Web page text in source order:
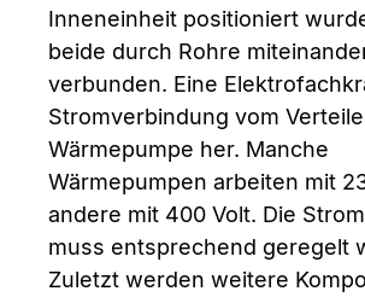
Inneneinheit positioniert
beide durch Rohre
verbunden. Eine
Stromverbindung vom
Wärmepumpe her. Manche
Wärmepumpen arbeiten mit
andere mit 400 Volt. Die
muss entsprechend geregelt
Zuletzt werden weitere